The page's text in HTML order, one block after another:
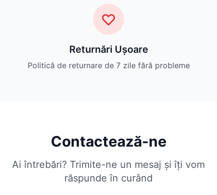
Returnări Ușoare
Politică de returnare de 7 zile fără probleme
Contactează-ne
Ai întrebări? Trimite-ne un mesaj și îți vom
răspunde în curând